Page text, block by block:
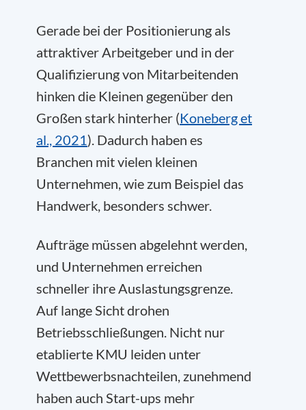
Gerade bei der Positionierung als
attraktiver Arbeitgeber und in der
Qualifizierung von Mitarbeitenden
hinken die Kleinen gegenüber den
Großen stark hinterher (Koneberg et
al., 2021). Dadurch haben es
Branchen mit vielen kleinen
Unternehmen, wie zum Beispiel das
Handwerk, besonders schwer.
Aufträge müssen abgelehnt werden,
und Unternehmen erreichen
schneller ihre Auslastungsgrenze.
Auf lange Sicht drohen
Betriebsschließungen. Nicht nur
etablierte KMU leiden unter
Wettbewerbsnachteilen, zunehmend
haben auch Start-ups mehr